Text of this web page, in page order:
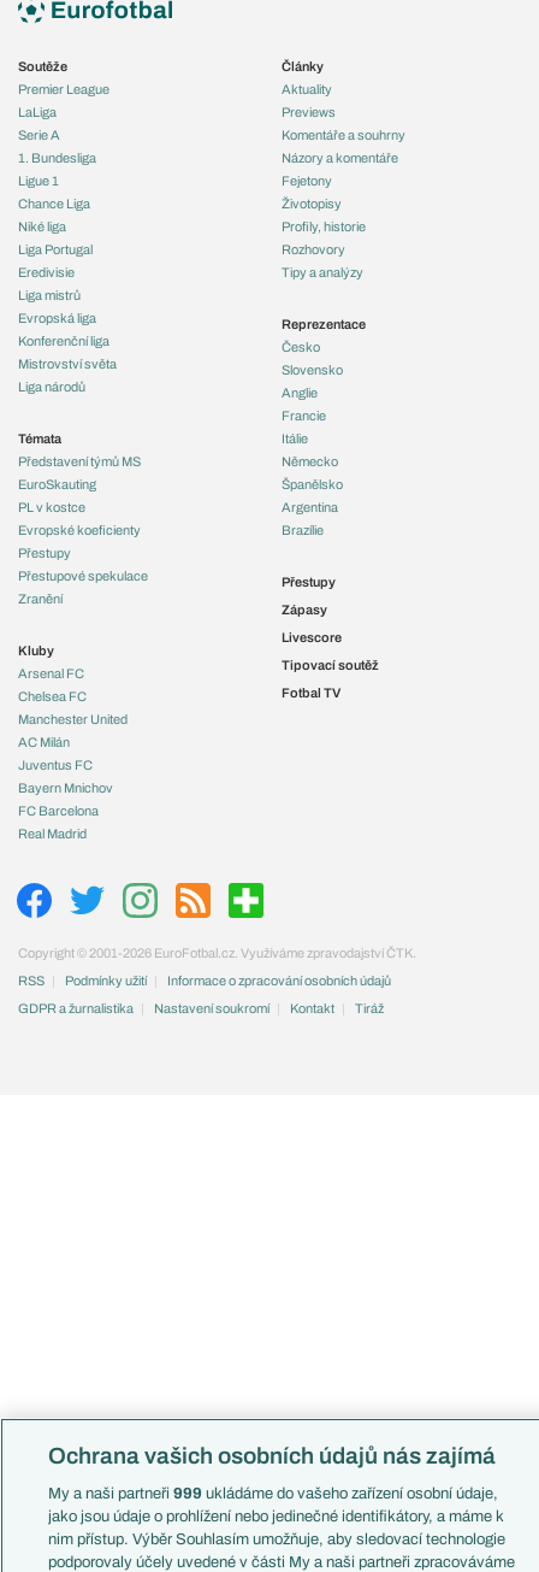
Soutěže
Premier League
LaLiga
Serie A
1. Bundesliga
Ligue 1
Chance Liga
Niké liga
Liga Portugal
Eredivisie
Liga mistrů
Evropská liga
Konferenční liga
Mistrovství světa
Liga národů
Témata
Představení týmů MS
EuroSkauting
PL v kostce
Evropské koeficienty
Přestupy
Přestupové spekulace
Zranění
Kluby
Arsenal FC
Chelsea FC
Manchester United
AC Milán
Juventus FC
Bayern Mnichov
FC Barcelona
Real Madrid
Články
Aktuality
Previews
Komentáře a souhrny
Názory a komentáře
Fejetony
Životopisy
Profily, historie
Rozhovory
Tipy a analýzy
Reprezentace
Česko
Slovensko
Anglie
Francie
Itálie
Německo
Španělsko
Argentina
Brazílie
Přestupy
Zápasy
Livescore
Tipovací soutěž
Fotbal TV
Copyright © 2001-2026 EuroFotbal.cz. Využíváme zpravodajství ČTK.
RSS
Podmínky užití
Informace o zpracování osobních údajů
GDPR a žurnalistika
Nastavení soukromí Kontakt Tiráž
Ochrana vašich osobních údajů nás zajímá
My a naši partneři 999 ukládáme do vašeho zařízení osobní údaje,
jako jsou údaje o prohlížení nebo jedinečné identifikátory, a máme k
nim přístup. Výběr Souhlasím umožňuje, aby sledovací technologie
podporovaly účely uvedené v části My a naši partneři zpracováváme